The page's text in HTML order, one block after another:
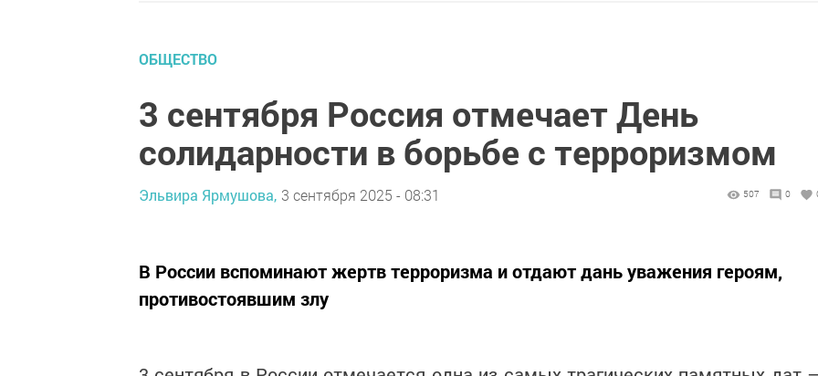
ОБЩЕСТВО
3 сентября Россия отмечает День
солидарности в борьбе с терроризмом
Эльвира Ярмушова, 3 сентября 2025 - 08:31 507 0
В России вспоминают жертв терроризма и отдают дань уважения героям,
противостоявшим злу